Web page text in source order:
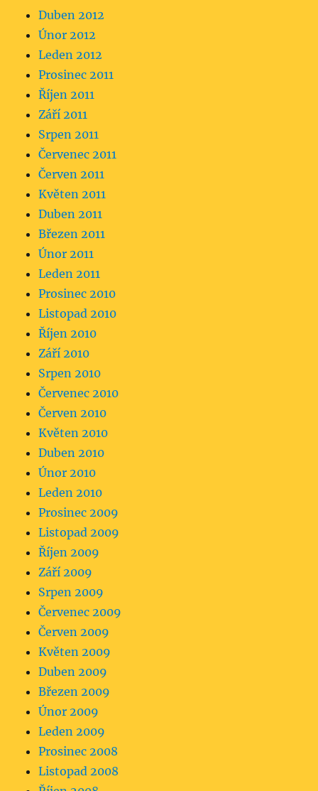
Duben 2012
Únor 2012
Leden 2012
Prosinec 2011
Říjen 2011
Září 2011
Srpen 2011
Červenec 2011
Červen 2011
Květen 2011
Duben 2011
Březen 2011
Únor 2011
Leden 2011
Prosinec 2010
Listopad 2010
Říjen 2010
Září 2010
Srpen 2010
Červenec 2010
Červen 2010
Květen 2010
Duben 2010
Únor 2010
Leden 2010
Prosinec 2009
Listopad 2009
Říjen 2009
Září 2009
Srpen 2009
Červenec 2009
Červen 2009
Květen 2009
Duben 2009
Březen 2009
Únor 2009
Leden 2009
Prosinec 2008
Listopad 2008